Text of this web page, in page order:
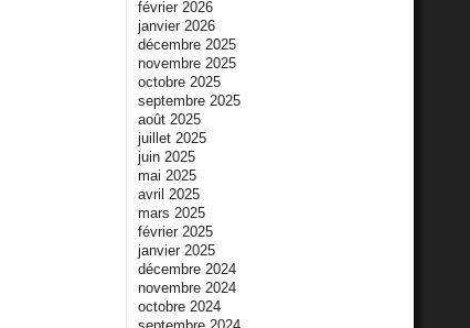
février 2026
janvier 2026
décembre 2025
novembre 2025
octobre 2025
septembre 2025
août 2025
juillet 2025
juin 2025
mai 2025
avril 2025
mars 2025
février 2025
janvier 2025
décembre 2024
novembre 2024
octobre 2024